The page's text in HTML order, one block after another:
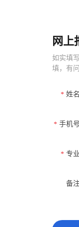
网上
如实填
填，有
* 姓名
* 手机号
* 专业
备注